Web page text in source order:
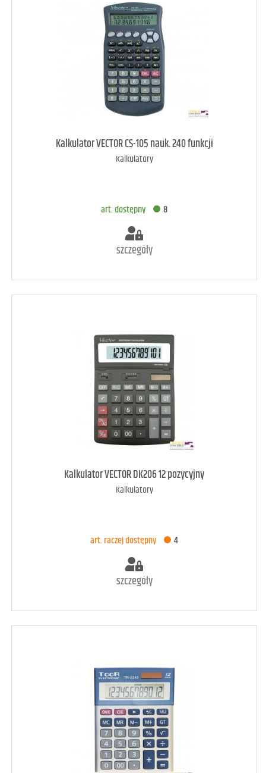
art. raczej dostępny 3
Kalkulator VECTOR CS-105 nauk. 240 funkcji
Kalkulatory
art. dostępny 8
szczegóły
art. dostępny 8
Kalkulator VECTOR DK206 12 pozycyjny
Kalkulatory
art. raczej dostępny 4
szczegóły